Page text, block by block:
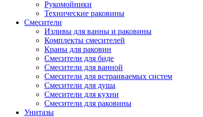
Рукомойники
Технические раковины
Смесители
Изливы для ванны и раковины
Комплекты смесителей
Краны для раковин
Смесители для биде
Смесители для ванной
Смесители для встраиваемых систем
Смесители для душа
Смесители для кухни
Смесители для раковины
Унитазы